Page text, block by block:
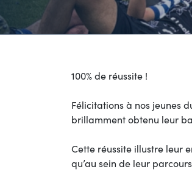
100% de réussite !
Félicitations à nos jeunes
brillamment obtenu leur
Cette réussite illustre leur
qu’au sein de leur